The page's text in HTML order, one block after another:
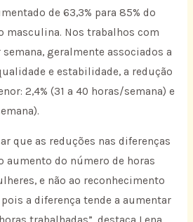
de 63,3% para 85% do
masculina. Nos trabalhos com
geralmente associados a
e estabilidade, a redução
2,4% (31 a 40 horas/semana) e
que as reduções nas diferenças
aumento do número de horas
e não ao reconhecimento
a diferença tende a aumentar